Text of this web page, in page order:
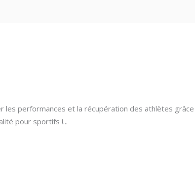
les performances et la récupération des athlètes
pour sportifs !